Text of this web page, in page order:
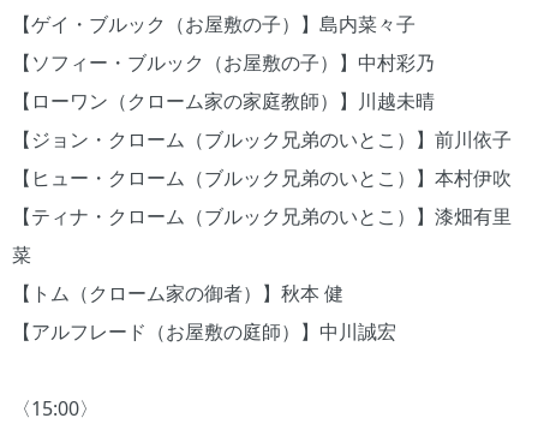
【ゲイ・ブルック（お屋敷の子）】島内菜々子
【ソフィー・ブルック（お屋敷の子）】中村彩乃
【ローワン（クローム家の家庭教師）】川越未晴
【ジョン・クローム（ブルック兄弟のいとこ）】前川依子
【ヒュー・クローム（ブルック兄弟のいとこ）】本村伊吹
【ティナ・クローム（ブルック兄弟のいとこ）】漆畑有里
菜
【トム（クローム家の御者）】秋本 健
【アルフレード（お屋敷の庭師）】中川誠宏
〈15:00〉